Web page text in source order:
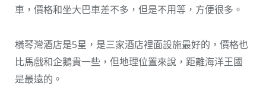
車，價格和坐大巴車差不多，但是不用等，方便很多。
橫琴灣酒店是5星，是三家酒店裡面設施最好的，價格也
比馬戲和企鵝貴一些，但地理位置來說，距離海洋王國
是最遠的。